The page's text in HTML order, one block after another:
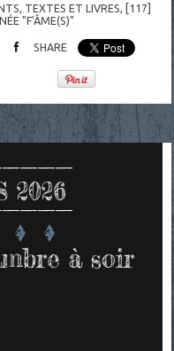
, TEXTES ET LIVRES,
[117]
"F'ÂME(S)"
SHARE
2026
à soir